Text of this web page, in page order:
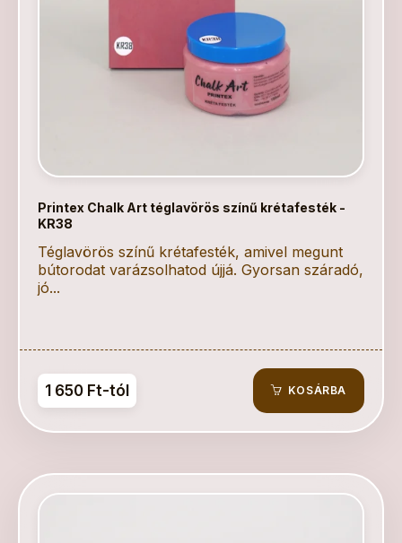
Printex Chalk Art téglavörös színű krétafesték -
KR38
Téglavörös színű krétafesték, amivel megunt
bútorodat varázsolhatod újjá. Gyorsan száradó,
jó...
1 650 Ft-tól KOSÁRBA